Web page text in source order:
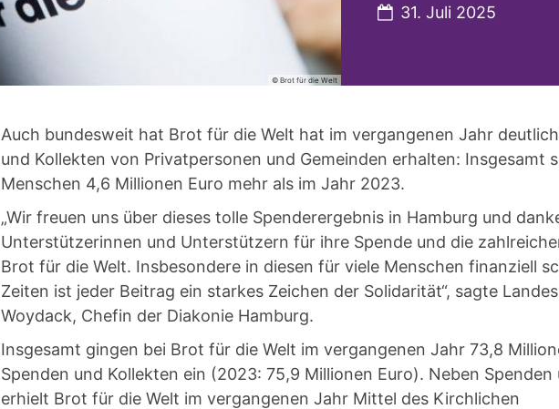
© Brot für die Welt
Datum:
31. Juli 2025
Auch bundesweit hat Brot für die Welt hat im vergangenen Jahr
und Kollekten von Privatpersonen und Gemeinden erhalten: Insgesamt
Menschen 4,6 Millionen Euro mehr als im Jahr 2023.
„Wir freuen uns über dieses tolle Spenderergebnis in Hamburg und
Unterstützerinnen und Unterstützern für ihre Spende und die
Brot für die Welt. Insbesondere in diesen für viele Menschen finanziell
Zeiten ist jeder Beitrag ein starkes Zeichen der Solidarität“, sagte
Woydack, Chefin der Diakonie Hamburg.
Insgesamt gingen bei Brot für die Welt im vergangenen Jahr 73,8
Spenden und Kollekten ein (2023: 75,9 Millionen Euro). Neben Spenden
erhielt Brot für die Welt im vergangenen Jahr Mittel des Kirchlichen